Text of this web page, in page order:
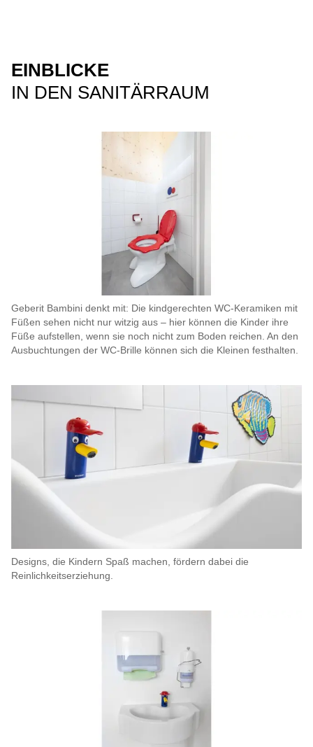
EINBLICKE
IN DEN SANITÄRRAUM
Geberit Bambini denkt mit: Die kindgerechten WC-Keramiken mit
Füßen sehen nicht nur witzig aus – hier können die Kinder ihre
Füße aufstellen, wenn sie noch nicht zum Boden reichen. An den
Ausbuchtungen der WC-Brille können sich die Kleinen festhalten.
Designs, die Kindern Spaß machen, fördern dabei die
Reinlichkeitserziehung.